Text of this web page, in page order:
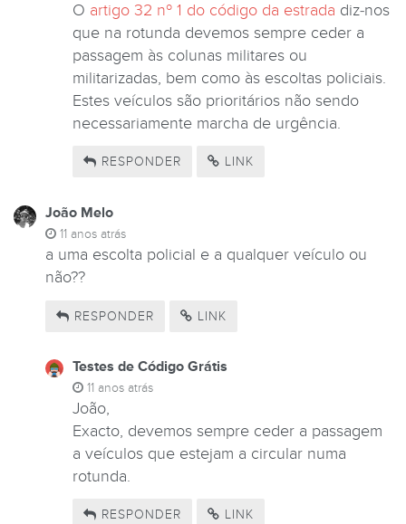
O artigo 32 nº 1 do código da estrada diz-nos
que na rotunda devemos sempre ceder a
passagem às colunas militares ou
militarizadas, bem como às escoltas policiais.
Estes veículos são prioritários não sendo
necessariamente marcha de urgência.
RESPONDER LINK
João Melo
11 anos atrás
a uma escolta policial e a qualquer veículo ou
não??
RESPONDER LINK
Testes de Código Grátis
11 anos atrás
João,
Exacto, devemos sempre ceder a passagem
a veículos que estejam a circular numa
rotunda.
RESPONDER LINK